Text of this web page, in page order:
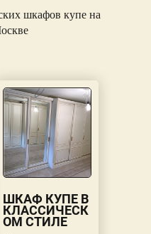
шкафов купе на
ШКАФ КУПЕ В
КЛАССИЧЕСК
ОМ СТИЛЕ